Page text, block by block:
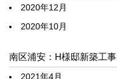
2020年12月
2020年10月
南区浦安：H様邸新築工事
2021年4月